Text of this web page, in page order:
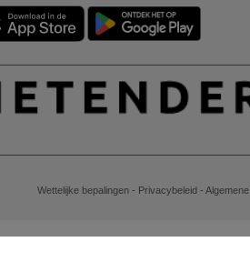
Wettelijke bepalingen- Privacybeleid-